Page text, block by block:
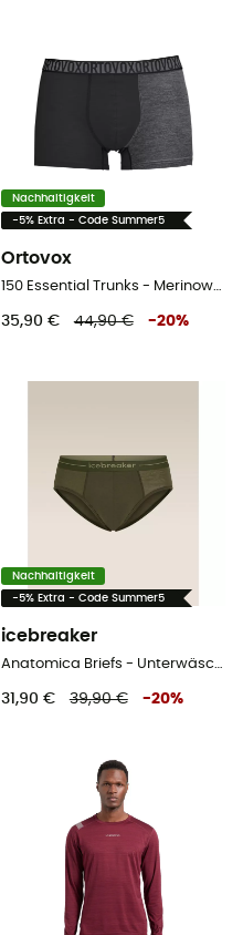
Nachhaltigkeit
-5% Extra - Code Summer5
Ortovox
150 Essential Trunks - Merinowolle Laufunterhosen
35,90 € 44,90 € -20%
Nachhaltigkeit
-5% Extra - Code Summer5
icebreaker
Anatomica Briefs - Unterwäsche - Herren
31,90 € 39,90 € -20%